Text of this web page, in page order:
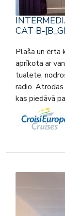
CAT B-
Plaša un ērta
aprīkota ar
tualete,
radio. Atrodas
kas piedāvā